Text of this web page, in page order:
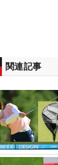
関連記事